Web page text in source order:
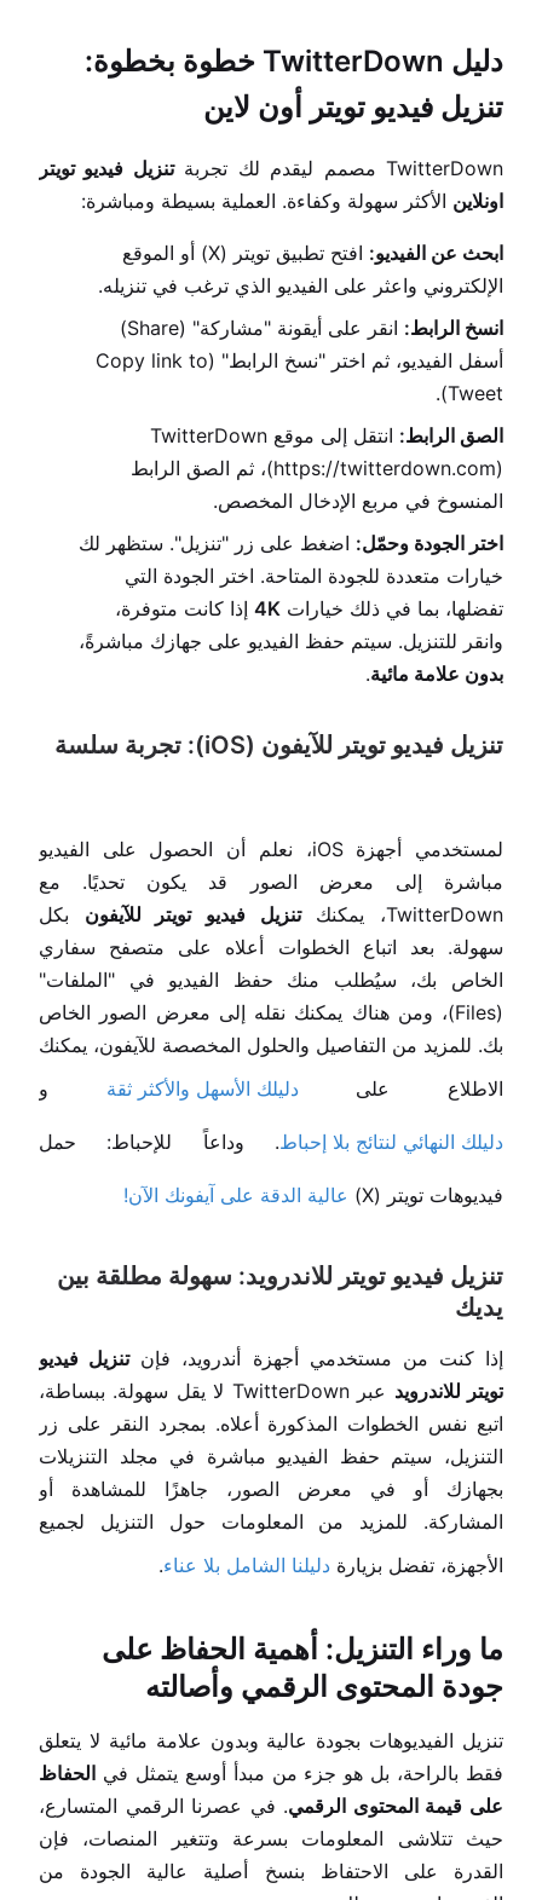
دليل TwitterDown خطوة بخطوة:
تنزيل فيديو تويتر أون لاين
TwitterDown مصمم ليقدم لك تجربة
تنزيل فيديو تويتر
اونلاين الأكثر سهولة وكفاءة. العملية بسيطة ومباشرة:
ابحث عن الفيديو:
افتح تطبيق تويتر (X) أو الموقع
الإلكتروني واعثر على الفيديو الذي ترغب في تنزيله.
انسخ الرابط:
انقر على أيقونة "مشاركة" (Share)
أسفل الفيديو، ثم اختر "نسخ الرابط" (Copy link to
Tweet).
الصق الرابط:
انتقل إلى موقع TwitterDown
(https://twitterdown.com)، ثم الصق الرابط
المنسوخ في مربع الإدخال المخصص.
اختر الجودة وحمّل: اضغط على زر "تنزيل". ستظهر لك
خيارات متعددة للجودة المتاحة. اختر الجودة التي
تفضلها، بما في ذلك خيارات 4K إذا كانت متوفرة،
وانقر للتنزيل. سيتم حفظ الفيديو على جهازك مباشرةً،
بدون علامة مائية.
تنزيل فيديو تويتر للآيفون (iOS): تجربة سلسة
لمستخدمي أجهزة iOS، نعلم أن الحصول على الفيديو
مباشرة إلى معرض الصور قد يكون تحديًا. مع
TwitterDown، يمكنك
تنزيل فيديو تويتر للآيفون بكل
سهولة. بعد اتباع الخطوات أعلاه على متصفح سفاري
الخاص بك، سيُطلب منك حفظ الفيديو في "الملفات"
(Files)، ومن هناك يمكنك نقله إلى معرض الصور الخاص
بك. للمزيد من التفاصيل والحلول المخصصة للآيفون، يمكنك
الاطلاع علىدليلك الأسهل والأكثر ثقة و
دليلك النهائي لنتائج بلا إحباط. وداعاً للإحباط: حمل
فيديوهات تويتر (X) عالية الدقة على آيفونك الآن!
تنزيل فيديو تويتر للاندرويد: سهولة مطلقة بين
يديك
إذا كنت من مستخدمي أجهزة أندرويد، فإنتنزيل فيديو
تويتر للاندرويد
عبر TwitterDown لا يقل سهولة. ببساطة،
اتبع نفس الخطوات المذكورة أعلاه. بمجرد النقر على زر
التنزيل، سيتم حفظ الفيديو مباشرة في مجلد التنزيلات
بجهازك أو في معرض الصور، جاهزًا للمشاهدة أو
المشاركة. للمزيد من المعلومات حول التنزيل لجميع
الأجهزة، تفضل بزيارة دليلنا الشامل بلا عناء.
ما وراء التنزيل: أهمية الحفاظ على
جودة المحتوى الرقمي وأصالته
تنزيل الفيديوهات بجودة عالية وبدون علامة مائية لا يتعلق
فقط بالراحة، بل هو جزء من مبدأ أوسع يتمثل في الحفاظ
على قيمة المحتوى الرقمي. في عصرنا الرقمي المتسارع،
حيث تتلاشى المعلومات بسرعة وتتغير المنصات، فإن
القدرة على الاحتفاظ بنسخ أصلية عالية الجودة من